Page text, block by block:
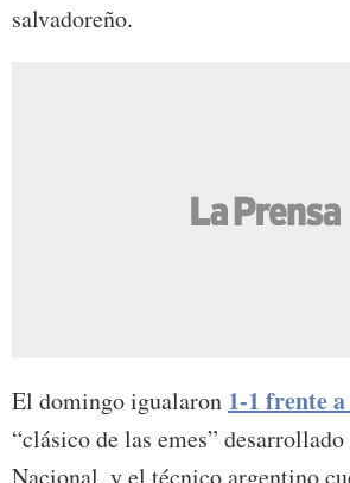
salvadoreño.
El domingo igualaron 1-1 frente
“clásico de las emes”